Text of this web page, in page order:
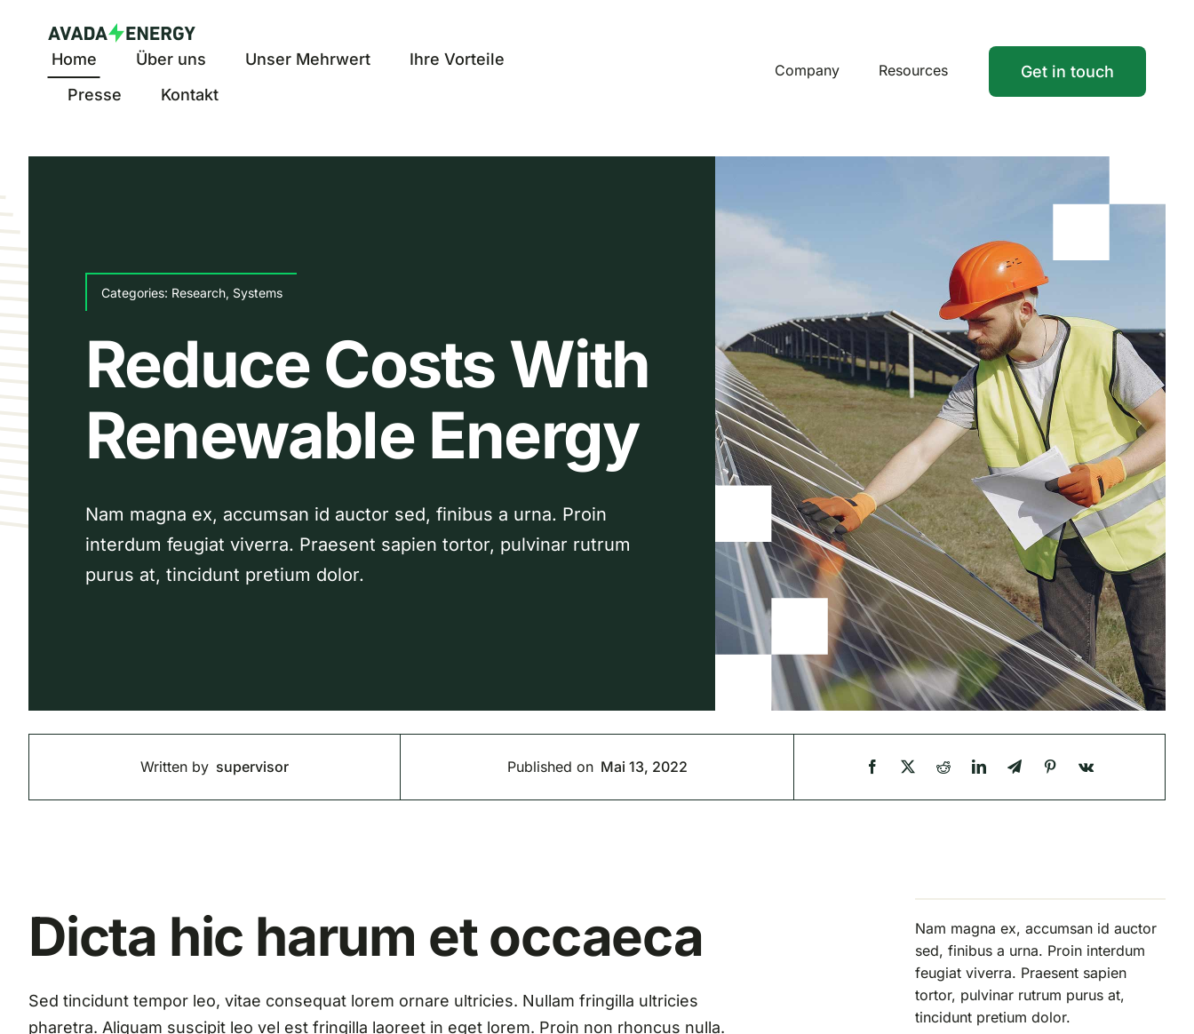
contentHome Über uns Unser Mehrwert
Ihre Vorteile
Presse
Kontakt
Company Resources Get in touch
Categories: Research, Systems
Reduce Costs With
Renewable Energy
Nam magna ex, accumsan id auctor sed, finibus a urna. Proin
interdum feugiat viverra. Praesent sapien tortor, pulvinar rutrum
purus at, tincidunt pretium dolor.
Written by supervisor Published on Mai 13, 2022
Dicta hic harum et occaeca
Sed tincidunt tempor leo, vitae consequat lorem ornare ultricies. Nullam fringilla ultricies
pharetra. Aliquam suscipit leo vel est fringilla laoreet in eget lorem. Proin non rhoncus nulla.
Nam magna ex, accumsan id auctor
sed, finibus a urna. Proin interdum
feugiat viverra. Praesent sapien
tortor, pulvinar rutrum purus at,
tincidunt pretium dolor.